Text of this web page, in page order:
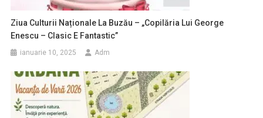
Ziua Culturii Naționale La Buzău – „Copilăria Lui George
Enescu – Clasic E Fantastic”
ianuarie 10, 2025 Adm